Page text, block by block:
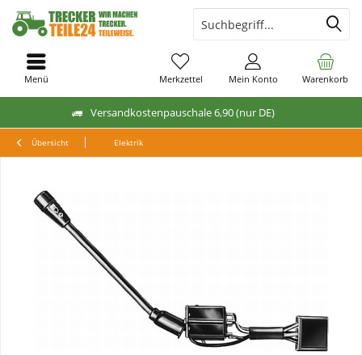
Versandkostenpauschale 6,90 (nur DE)
Warenkorb
Merkzettel Mein Konto
Menü
Übersicht Elektrik